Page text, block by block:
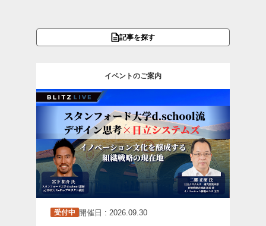
記事を探す
イベントのご案内
受付中 開催日 : 2026.09.30